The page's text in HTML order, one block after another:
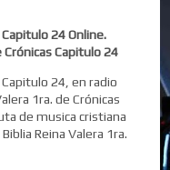
Capitulo 24 Online.
Crónicas Capitulo 24
Capitulo 24, en radio
1ra. de Crónicas
de musica cristiana
Reina Valera 1ra.